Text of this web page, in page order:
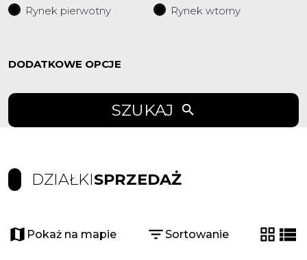
Rynek pierwotny
Rynek wtorny
DODATKOWE OPCJE
SZUKAJ
DZIAŁKISPRZEDAŻ
Pokaż na mapie Sortowanie
tabela